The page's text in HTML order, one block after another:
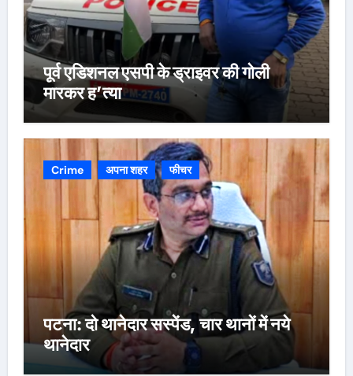
पूर्व एडिशनल एसपी के ड्राइवर की गोली
मारकर ह’त्या
Crime अपना शहर फीचर
पटना: दो थानेदार सस्पेंड, चार थानों में नये
थानेदार